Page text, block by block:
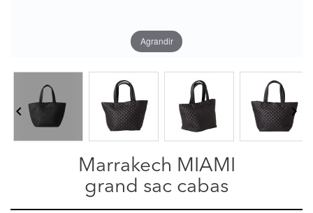
Agrandir
 
Marrakech MIAMI
grand sac cabas